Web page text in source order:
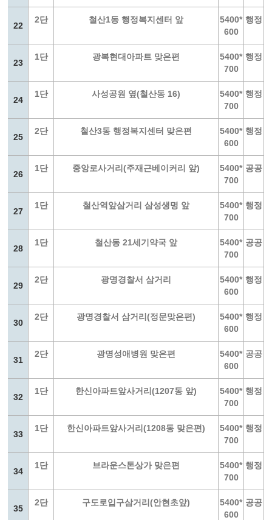
22
2단 철산1동 행정복지센터 앞
5400*
600
행정
23
1단 광복현대아파트 맞은편
5400*
700
행정
24
1단 사성공원 옆(철산동 16)
5400*
700
행정
25
2단 철산3동 행정복지센터 맞은편
5400*
600
행정
26
1단 중앙로사거리(주재근베이커리 앞)
5400*
700
공공
27
1단 철산역앞삼거리 삼성생명 앞
5400*
700
행정
28
1단 철산동 21세기약국 앞
5400*
700
공공
29
2단 광명경찰서 삼거리
5400*
600
행정
30
2단 광명경찰서 삼거리(정문맞은편)
5400*
600
행정
31
2단 광명성애병원 맞은편
5400*
600
공공
32
1단 한신아파트앞사거리(1207동 앞)
5400*
700
행정
33
1단 한신아파트앞사거리(1208동 맞은편)
5400*
700
행정
34
1단 브라운스톤상가 맞은편
5400*
700
행정
35
2단 구도로입구삼거리(안현초앞)
5400*
600
공공